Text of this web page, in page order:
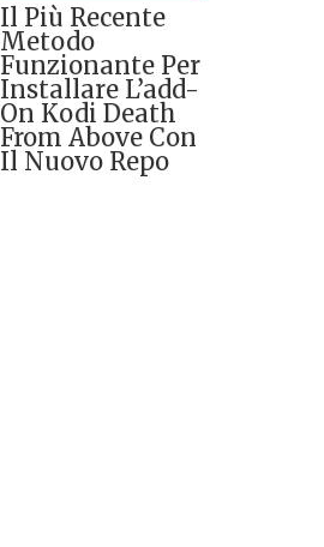
Il Più Recente
Metodo
Funzionante Per
Installare L’add-
On Kodi Death
From Above Con
Il Nuovo Repo